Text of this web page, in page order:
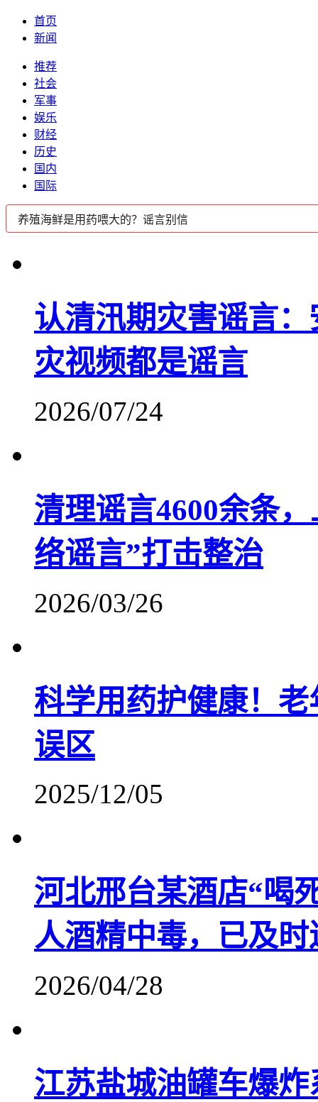
首页
新闻
推荐
社会
军事
娱乐
财经
历史
国内
国际
认清汛期灾害谣言
灾视频都是谣言
2026/07/24
清理谣言4600余条
络谣言”打击整治
2026/03/26
科学用药护健康！
误区
2025/12/05
河北邢台某酒店“喝
人酒精中毒，已及时
2026/04/28
江苏盐城油罐车爆